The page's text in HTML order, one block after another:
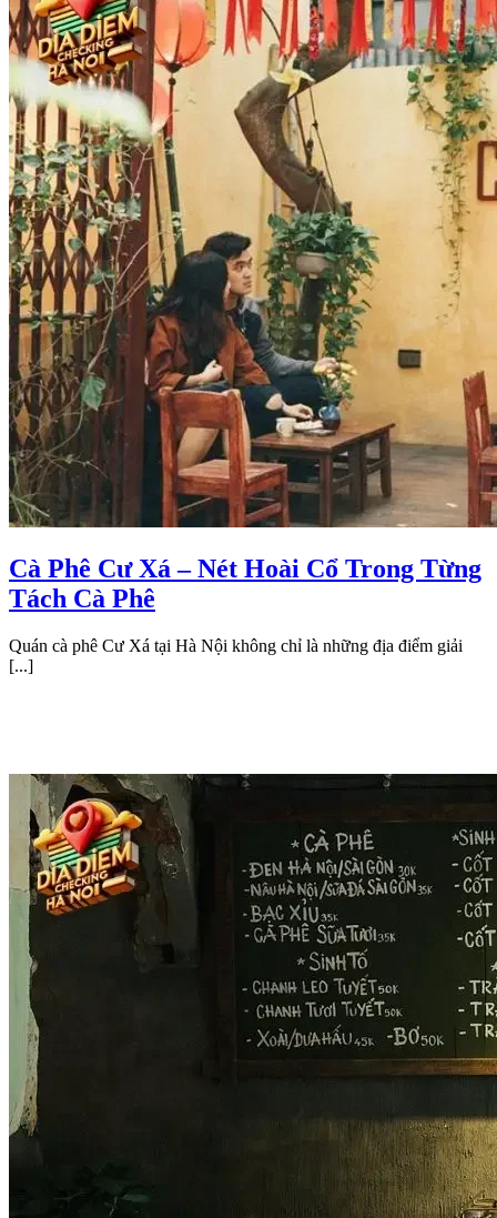
Cà Phê Cư Xá – Nét Hoài Cổ Trong Từng
Tách Cà Phê
Quán cà phê Cư Xá tại Hà Nội không chỉ là những địa điểm giải
[...]